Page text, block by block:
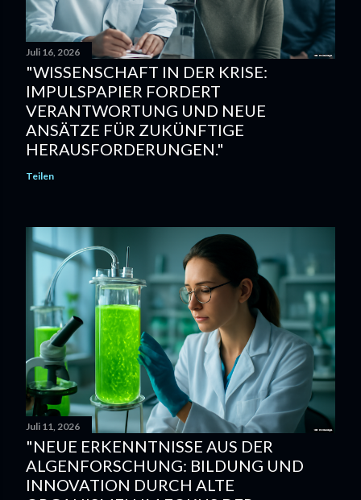
Juli 16, 2026
"WISSENSCHAFT IN DER KRISE:
IMPULSPAPIER FORDERT
VERANTWORTUNG UND NEUE
ANSÄTZE FÜR ZUKÜNFTIGE
HERAUSFORDERUNGEN."
Teilen
Juli 11, 2026
"NEUE ERKENNTNISSE AUS DER
ALGENFORSCHUNG: BILDUNG UND
INNOVATION DURCH ALTE